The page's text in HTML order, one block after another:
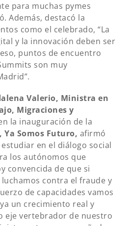
para muchas pymes
Además, destacó la
como el celebrado, “La
y la innovación deben ser
puntos de encuentro
son muy
Valerio, Ministra en
Migraciones y
la inauguración de la
, Ya Somos Futuro, afirmó
estudiar en el diálogo social
los autónomos que
convencida de que si
contra el fraude y
de capacidades vamos
un crecimiento real y
eje vertebrador de nuestro